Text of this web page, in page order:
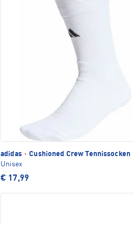
adidas · Cushioned Crew Tennissocken
Unisex
€ 17,99